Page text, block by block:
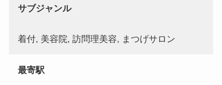
サブジャンル
着付, 美容院, 訪問理美容, まつげサロン
最寄駅